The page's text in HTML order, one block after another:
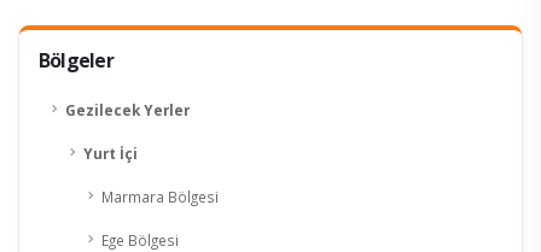
Bölgeler
Gezilecek Yerler
Yurt İçi
Marmara Bölgesi
Ege Bölgesi